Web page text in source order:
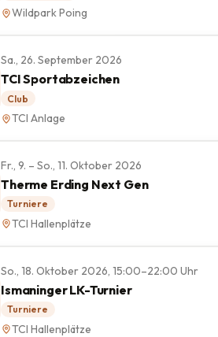
Wildpark Poing
Sa., 26. September 2026
TCI Sportabzeichen
Club
TCI Anlage
Fr., 9. – So., 11. Oktober 2026
Therme Erding Next Gen
Turniere
TCI Hallenplätze
So., 18. Oktober 2026, 15:00–22:00 Uhr
Ismaninger LK-Turnier
Turniere
TCI Hallenplätze